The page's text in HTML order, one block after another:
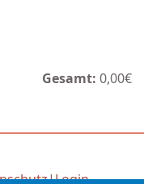
Gesamt: 0,00€
|Login